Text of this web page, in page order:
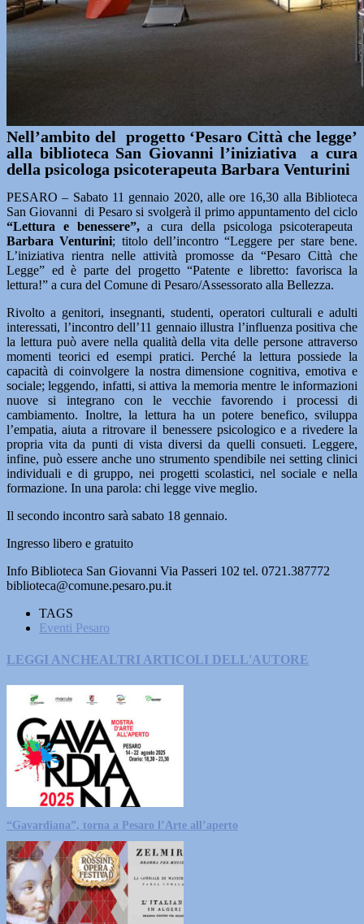
Nell’ambito del progetto ‘Pesaro Città che legge’
alla biblioteca San Giovanni l’iniziativa a cura
della psicologa psicoterapeuta Barbara Venturini
PESARO – Sabato 11 gennaio 2020, alle ore 16,30 alla Biblioteca
San Giovanni di Pesaro si svolgerà il primo appuntamento del ciclo
“Lettura e benessere”,a cura della psicologa psicoterapeuta
Barbara Venturini; titolo dell’incontro “Leggere per stare bene.
L’iniziativa rientra nelle attività promosse da “Pesaro Città che
Legge” ed è parte del progetto “Patente e libretto: favorisca la
lettura!” a cura del Comune di Pesaro/Assessorato alla Bellezza.
Rivolto a genitori, insegnanti, studenti, operatori culturali e adulti
interessati, l’incontro dell’11 gennaio illustra l’influenza positiva che
la lettura può avere nella qualità della vita delle persone attraverso
momenti teorici ed esempi pratici. Perché la lettura possiede la
capacità di coinvolgere la nostra dimensione cognitiva, emotiva e
sociale; leggendo, infatti, si attiva la memoria mentre le informazioni
nuove si integrano con le vecchie favorendo i processi di
cambiamento. Inoltre, la lettura ha un potere benefico, sviluppa
l’empatia, aiuta a ritrovare il benessere psicologico e a rivedere la
propria vita da punti di vista diversi da quelli consueti. Leggere,
infine, può essere anche uno strumento spendibile nei setting clinici
individuali e di gruppo, nei progetti scolastici, nel sociale e nella
formazione. In una parola: chi legge vive meglio.
Il secondo incontro sarà sabato 18 gennaio.
Ingresso libero e gratuito
Info Biblioteca San Giovanni Via Passeri 102 tel. 0721.387772
biblioteca@comune.pesaro.pu.it
TAGS
Eventi Pesaro
LEGGI ANCHEALTRI ARTICOLI DELL'AUTORE
“Gavardiana”, torna a Pesaro l’Arte all’aperto